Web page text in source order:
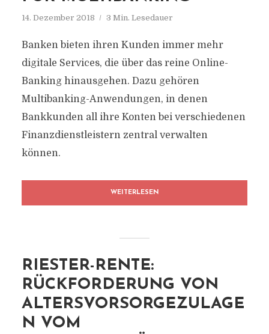
14. Dezember 2018 3 Min. Lesedauer
Banken bieten ihren Kunden immer mehr
digitale Services, die über das reine Online-
Banking hinausgehen. Dazu gehören
Multibanking-Anwendungen, in denen
Bankkunden all ihre Konten bei verschiedenen
Finanzdienstleistern zentral verwalten
können.
WEITERLESEN
RIESTER-RENTE:
RÜCKFORDERUNG VON
ALTERSVORSORGEZULAGE
N VOM